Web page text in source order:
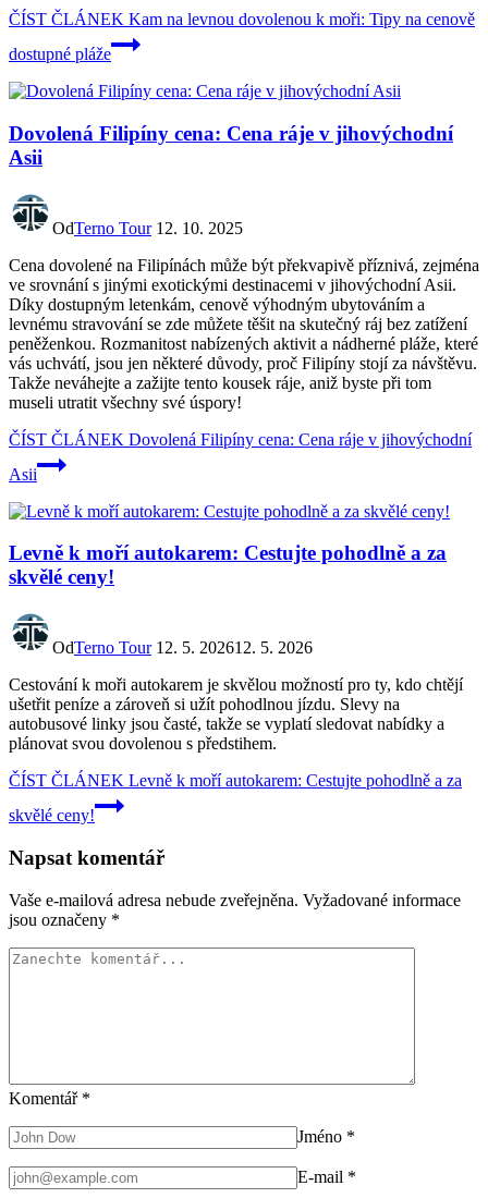
ČÍST ČLÁNEK Kam na levnou dovolenou k moři: Tipy na cenově
dostupné pláže
Dovolená Filipíny cena: Cena ráje v jihovýchodní
Asii
OdTerno Tour 12. 10. 2025
Cena dovolené na Filipínách může být překvapivě příznivá, zejména
ve srovnání s jinými exotickými destinacemi v jihovýchodní Asii.
Díky dostupným letenkám, cenově výhodným ubytováním a
levnému stravování se zde můžete těšit na skutečný ráj bez zatížení
peněženkou. Rozmanitost nabízených aktivit a nádherné pláže, které
vás uchvátí, jsou jen některé důvody, proč Filipíny stojí za návštěvu.
Takže neváhejte a zažijte tento kousek ráje, aniž byste při tom
museli utratit všechny své úspory!
ČÍST ČLÁNEK Dovolená Filipíny cena: Cena ráje v jihovýchodní
Asii
Levně k moří autokarem: Cestujte pohodlně a za
skvělé ceny!
OdTerno Tour 12. 5. 202612. 5. 2026
Cestování k moři autokarem je skvělou možností pro ty, kdo chtějí
ušetřit peníze a zároveň si užít pohodlnou jízdu. Slevy na
autobusové linky jsou časté, takže se vyplatí sledovat nabídky a
plánovat svou dovolenou s předstihem.
ČÍST ČLÁNEK Levně k moří autokarem: Cestujte pohodlně a za
skvělé ceny!
Napsat komentář
Vaše e-mailová adresa nebude zveřejněna. Vyžadované informace
jsou označeny *
Komentář *
Jméno *
E-mail *